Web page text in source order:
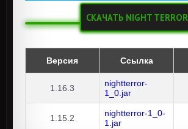
СКАЧАТЬ NIGHT TERROR
Версия Ссылка
1.16.3
nightterror-
1_0.jar
1.15.2
nightterror-1_0-
1.jar